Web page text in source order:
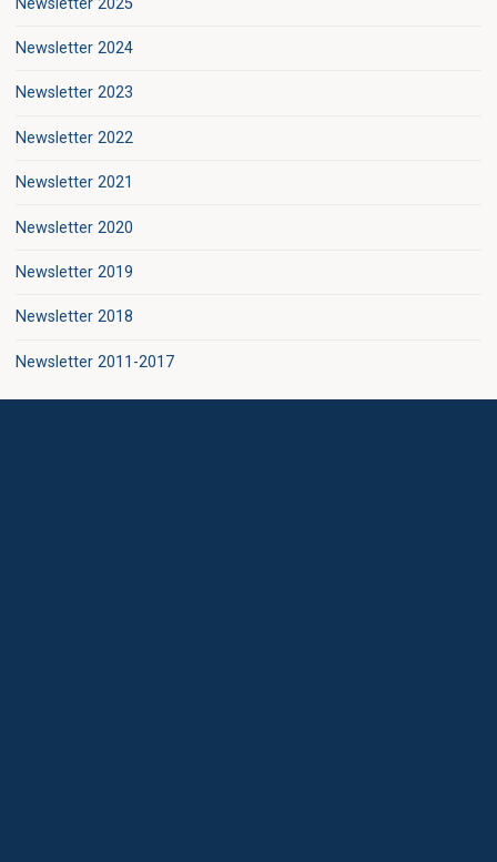
Newsletter 2024
Newsletter 2023
Newsletter 2022
Newsletter 2021
Newsletter 2020
Newsletter 2019
Newsletter 2018
Newsletter 2011-2017